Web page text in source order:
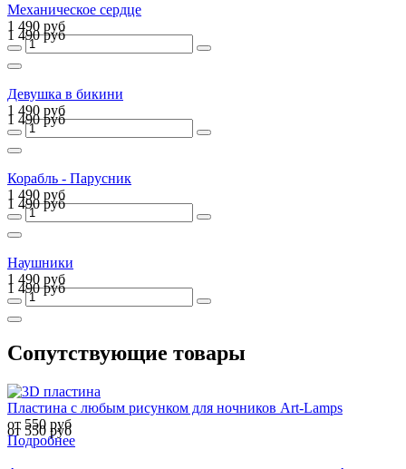
Механическое сердце
1 490 руб
1 490 руб
Девушка в бикини
1 490 руб
1 490 руб
Корабль - Парусник
1 490 руб
1 490 руб
Наушники
1 490 руб
1 490 руб
Сопутствующие товары
Пластина с любым рисунком для ночников Art-Lamps
от 550 руб
от 550 руб
Подробнее